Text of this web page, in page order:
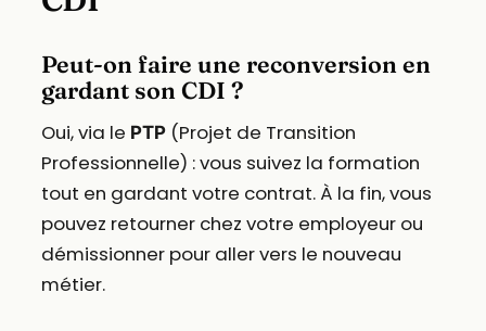
Peut-on faire une reconversion en
gardant son CDI ?
Oui, via le PTP(Projet de Transition
Professionnelle) : vous suivez la formation
tout en gardant votre contrat. À la fin, vous
pouvez retourner chez votre employeur ou
démissionner pour aller vers le nouveau
métier.